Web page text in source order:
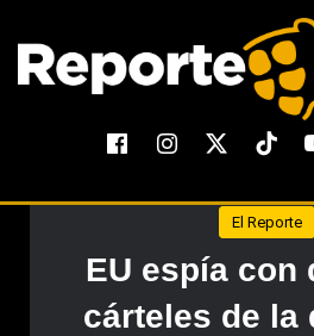
El Reporte
EU espía con
cárteles de la